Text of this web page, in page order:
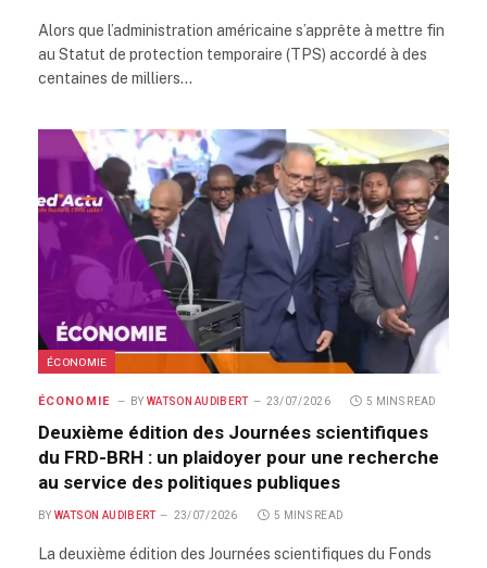
Alors que l’administration américaine s’apprête à mettre fin
au Statut de protection temporaire (TPS) accordé à des
centaines de milliers…
ÉCONOMIE
ÉCONOMIE BY WATSON AUDIBERT 23/07/2026 5 MINS READ
Deuxième édition des Journées scientifiques
du FRD-BRH : un plaidoyer pour une recherche
au service des politiques publiques
BY WATSON AUDIBERT 23/07/2026 5 MINS READ
La deuxième édition des Journées scientifiques du Fonds